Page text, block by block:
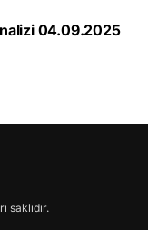
04.09.2025
saklıdır.